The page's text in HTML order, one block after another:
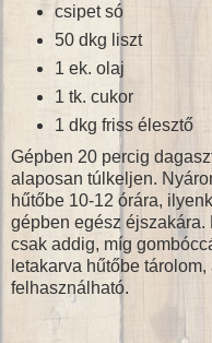
csipet só
50 dkg liszt
1 ek. olaj
1 tk. cukor
1 dkg friss élesztő
Gépben 20 percig
alaposan túlkeljen.
hűtőbe 10-12 órára,
gépben egész
csak addig, míg
letakarva hűtőbe
felhasználható.